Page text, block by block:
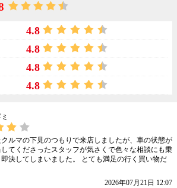
4.8
4.8
4.8
4.8
ルマの下見のつもりで来店しましたが、車の状態が
てくださったスタッフが気さくで色々な相談にも乗
決してしまいました。 とても満足の行く買い物だ
2026年07月21日 12:07